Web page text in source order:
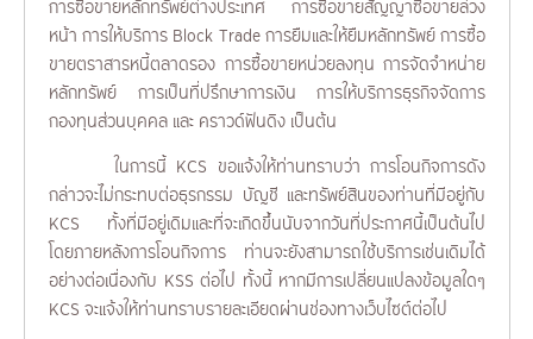
การซื้อขายหลักทรัพย์ต่างประเทศ การซื้อขายสัญญาซื้อขายล่วง
หน้า การให้บริการ Block Trade การยืมและให้ยืมหลักทรัพย์ การซื้อ
ขายตราสารหนี้ตลาดรอง การซื้อขายหน่วยลงทุน การจัดจำหน่าย
หลักทรัพย์ การเป็นที่ปรึกษาการเงิน การให้บริการธุรกิจจัดการ
กองทุนส่วนบุคคล และ คราวด์ฟันดิง เป็นต้น
ในการนี้ KCS ขอแจ้งให้ท่านทราบว่า การโอนกิจการดัง
กล่าวจะไม่กระทบต่อธุรกรรม บัญชี และทรัพย์สินของท่านที่มีอยู่กับ
KCS ทั้งที่มีอยู่เดิมและที่จะเกิดขึ้นนับจากวันที่ประกาศนี้เป็นต้นไป
โดยภายหลังการโอนกิจการ ท่านจะยังสามารถใช้บริการเช่นเดิมได้
อย่างต่อเนื่องกับ KSS ต่อไป ทั้งนี้ หากมีการเปลี่ยนแปลงข้อมูลใดๆ
KCS จะแจ้งให้ท่านทราบรายละเอียดผ่านช่องทางเว็บไซต์ต่อไป